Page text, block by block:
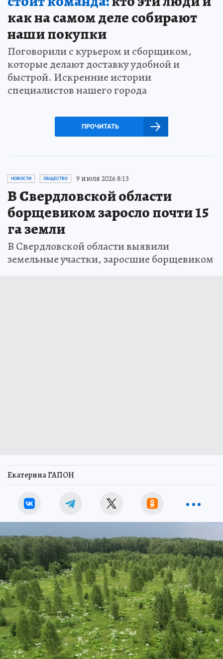
как на самом деле собирают
наши покупки
Поговорили с курьером и сборщиком,
которые делают доставку удобной и
быстрой. Искренние истории
специалистов нашего города
ПРОЧИТАТЬ
НОВОСТИ ОБЩЕСТВО 9 июля 2026 8:13
В Свердловской области
борщевиком заросло почти 15
га земли
В Свердловской области выявили
земельные участки, заросшие борщевиком
Екатерина ГАПОН